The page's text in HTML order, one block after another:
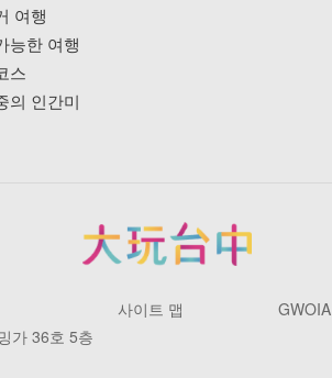
여행
능한 여행
스
의 인간미
가 36호 5층
사이트 맵 GWOIA